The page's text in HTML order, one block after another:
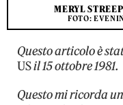
MERYL
FOTO:
Questo articolo è
USil 15 ottobre 1981.
Questo mi ricorda